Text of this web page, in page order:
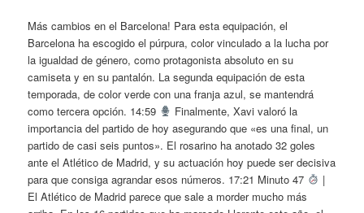
Más cambios en el Barcelona! Para esta equipación, el
Barcelona ha escogido el púrpura, color vinculado a la lucha por
la igualdad de género, como protagonista absoluto en su
camiseta y en su pantalón. La segunda equipación de esta
temporada, de color verde con una franja azul, se mantendrá
como tercera opción. 14:59
Finalmente, Xavi valoró la
importancia del partido de hoy asegurando que «es una final, un
partido de casi seis puntos». El rosarino ha anotado 32 goles
ante el Atlético de Madrid, y su actuación hoy puede ser decisiva
para que consiga agrandar esos números. 17:21 Minuto 47
|
El Atlético de Madrid parece que sale a morder mucho más